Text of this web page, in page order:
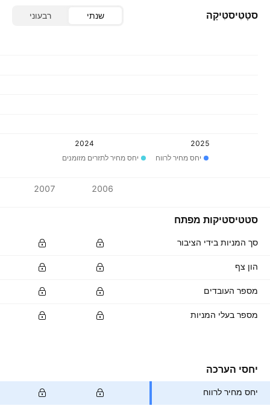
סטָטִיסטִיקָה שנתי רבעוני
2024
2025
יחס מחיר לרווח
יחס מחיר לתזרים מזומנים
2006
2007
סטטיסטיקות מפתח
סך המניות בידי הציבור
הון צף
מספר העובדים
מספר בעלי המניות
יחסי הערכה
יחס מחיר לרווח